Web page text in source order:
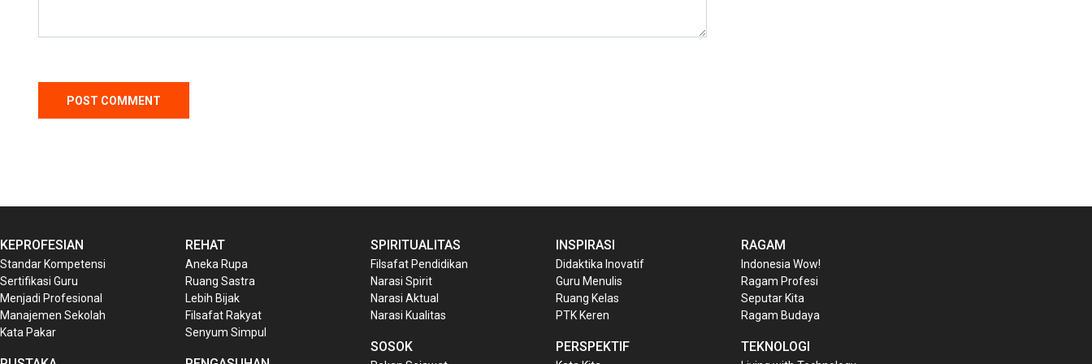
KEPROFESIAN
Standar Kompetensi
Sertifikasi Guru
Menjadi Profesional
Manajemen Sekolah
Kata Pakar
REHAT
Aneka Rupa
Ruang Sastra
Lebih Bijak
Filsafat Rakyat
Senyum Simpul
SPIRITUALITAS
Filsafat Pendidikan
Narasi Spirit
Narasi Aktual
Narasi Kualitas
SOSOK
INSPIRASI
Didaktika Inovatif
Guru Menulis
Ruang Kelas
PTK Keren
PERSPEKTIF
RAGAM
Indonesia Wow!
Ragam Profesi
Seputar Kita
Ragam Budaya
TEKNOLOGI